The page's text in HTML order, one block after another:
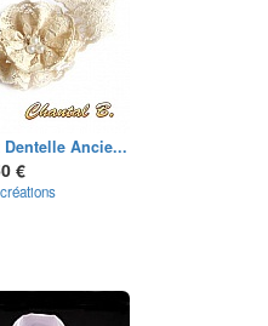
Dentelle Ancie...
€